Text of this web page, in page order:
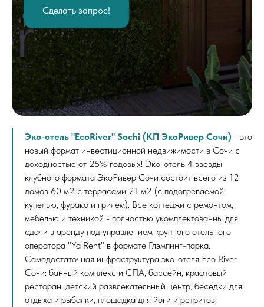
Сделать запрос!
Эко-отель "EcoRiver" Sochi (КП ЭкоРивер Сочи) - это
новый формат инвестиционной недвижимости в Сочи с
доходностью от 25% годовых! Эко-отель 4 звезды
клубного формата ЭкоРивер Сочи состоит всего из 12
домов 60 м2 с террасами 21 м2 (с подогреваемой
купелью, фурако и грилем). Все коттеджи с ремонтом,
мебелью и техникой - полностью укомплектованны для
сдачи в аренду под управлением крупного отельного
оператора "Ya Rent" в формате Глэмпинг-парка.
Самодостаточная инфраструктура эко-отеля Eco River
Сочи: банный комплекс и СПА, бассейн, крафтовый
ресторан, детский развлекательный центр, беседки для
отдыха и рыбалки, площадка для йоги и ретритов,